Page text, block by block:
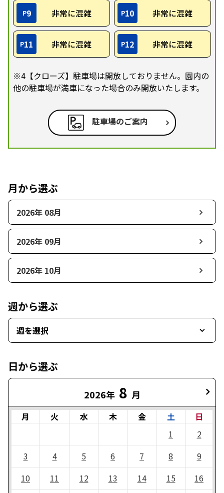
P9 非常に混雑 P10 非常に混雑
P11 非常に混雑 P12 非常に混雑
※4【クローズ】駐車場は開放しておりません。園内の
他の駐車場が満車になった場合のみ開放いたします。
駐車場のご案内
月から選ぶ
2026年 08月
2026年 09月
2026年 10月
週から選ぶ
週を選択
日から選ぶ
2026年 8 月
月 火 水 木 金 土
日
1
2
3
4 5 6 7 8
9
10
11 12 13 14 15
16